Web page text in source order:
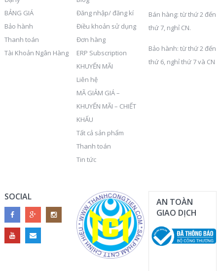
BẢNG GIÁ
Bảo hành
Thanh toán
Tài Khoản Ngân Hàng
Đăng nhập/ đăng kí
Điều khoản sử dụng
Đơn hàng
ERP Subscription
KHUYẾN MÃI
Liên hệ
MÃ GIẢM GIÁ –
KHUYẾN MÃI – CHIẾT
KHẤU
Tất cả sản phẩm
Thanh toán
Tin tức
Bán hàng: từ thứ 2 đến
thứ 7, nghỉ CN.
Bảo hành: từ thứ 2 đến
thứ 6, nghỉ thứ 7 và CN
SOCIAL
AN TOÀN
GIAO DỊCH